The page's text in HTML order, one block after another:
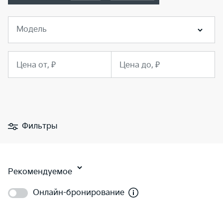
Модель
Цена от, ₽ Цена до, ₽
Фильтры
Рекомендуемое
Онлайн-бронирование